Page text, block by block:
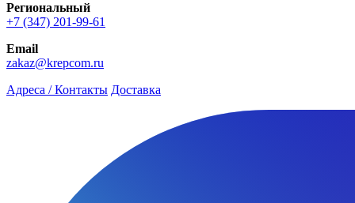
Региональный
+7 (347) 201-99-61
Email
zakaz@krepcom.ru
Адреса / Контакты Доставка